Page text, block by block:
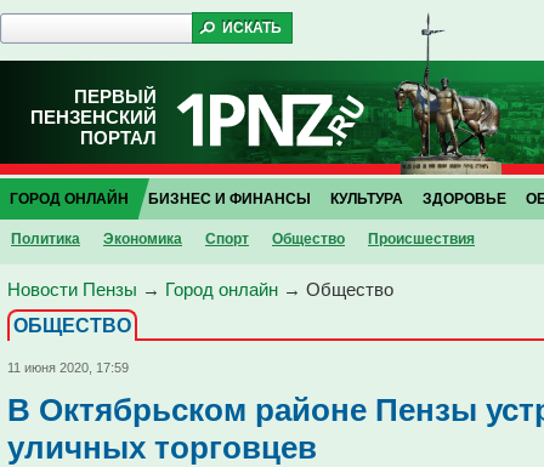
ПЕРВЫЙ
ПЕНЗЕНСКИЙ
ПОРТАЛ
ГОРОД ОНЛАЙН
Политика Экономика Спорт Общество Проиcшествия
БИЗНЕС И ФИНАНСЫ КУЛЬТУРА ЗДОРОВЬЕ
Новости Пензы → Город онлайн → Общество
ОБЩЕСТВО
11 июня 2020, 17:59
В Октябрьском районе Пензы
уличных торговцев